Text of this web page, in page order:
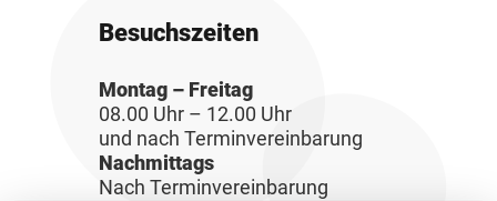
Besuchszeiten
Montag – Freitag
08.00 Uhr – 12.00 Uhr
und nach Terminvereinbarung
Nachmittags
Nach Terminvereinbarung